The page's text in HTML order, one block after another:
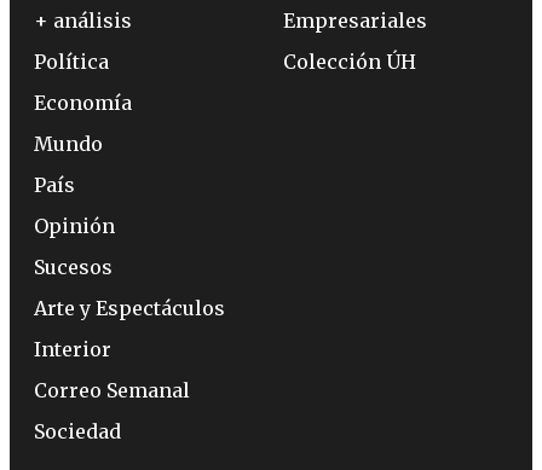
+ análisis
Política
Economía
Mundo
País
Opinión
Sucesos
Arte y Espectáculos
Interior
Correo Semanal
Sociedad
Empresariales
Colección ÚH